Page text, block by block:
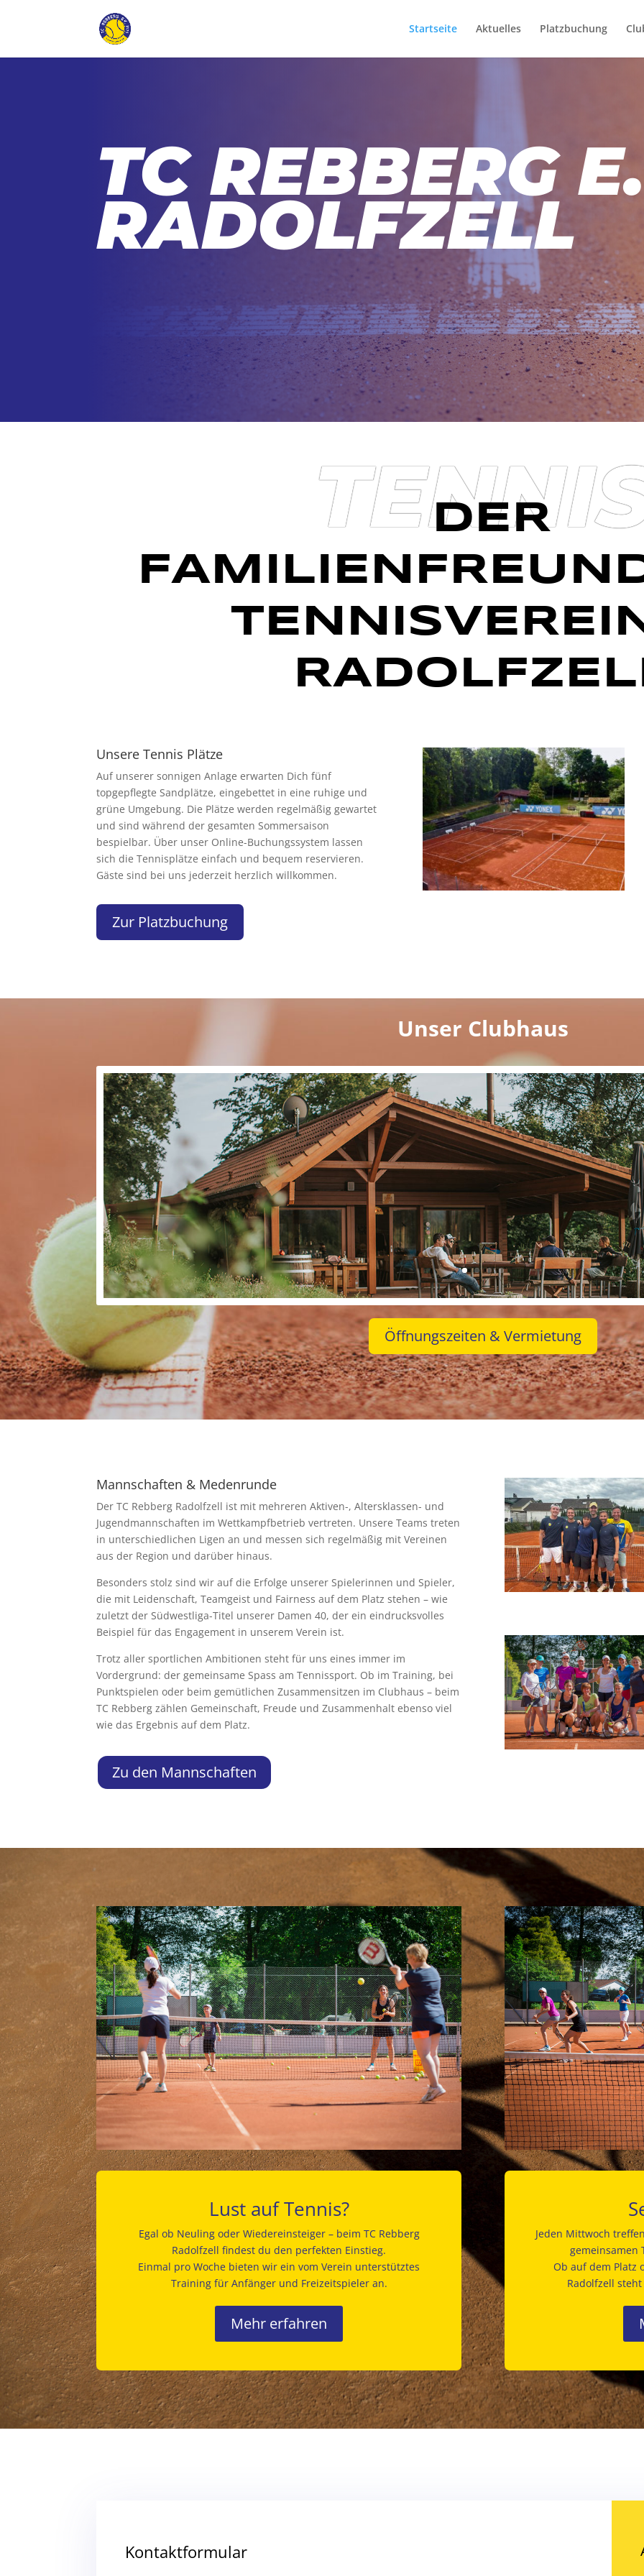
Startseite Aktuelles Platzbuchung
TC REBBERG
RADOLFZELL
DER
Unsere Tennis Plätze
Auf unserer sonnigen Anlage erwarten Dich fünf
topgepflegte Sandplätze, eingebettet in eine ruhige und
grüne Umgebung. Die Plätze werden regelmäßig gewartet
und sind während der gesamten Sommersaison
bespielbar. Über unser Online-Buchungssystem lassen
sich die Tennisplätze einfach und bequem reservieren.
Gäste sind bei uns jederzeit herzlich willkommen.
Zur Platzbuchung
Unser Clubhaus
Öffnungszeiten & Vermietung
Mannschaften & Medenrunde
Der TC Rebberg Radolfzell ist mit mehreren Aktiven-, Altersklassen- und
Jugendmannschaften im Wettkampfbetrieb vertreten. Unsere Teams treten
in unterschiedlichen Ligen an und messen sich regelmäßig mit Vereinen
aus der Region und darüber hinaus.
Besonders stolz sind wir auf die Erfolge unserer Spielerinnen und Spieler,
die mit Leidenschaft, Teamgeist und Fairness auf dem Platz stehen – wie
zuletzt der Südwestliga-Titel unserer Damen 40, der ein eindrucksvolles
Beispiel für das Engagement in unserem Verein ist.
Trotz aller sportlichen Ambitionen steht für uns eines immer im
Vordergrund: der gemeinsame Spass am Tennissport. Ob im Training, bei
Punktspielen oder beim gemütlichen Zusammensitzen im Clubhaus – beim
TC Rebberg zählen Gemeinschaft, Freude und Zusammenhalt ebenso viel
wie das Ergebnis auf dem Platz.
Zu den Mannschaften
Lust auf Tennis?
Egal ob Neuling oder Wiedereinsteiger – beim TC Rebberg
Radolfzell findest du den perfekten Einstieg.
Einmal pro Woche bieten wir ein vom Verein unterstütztes
Training für Anfänger und Freizeitspieler an.
Mehr erfahren
Jeden Mittwoch
gemeinsamen
Ob auf dem Platz
Radolfzell
Kontaktformular